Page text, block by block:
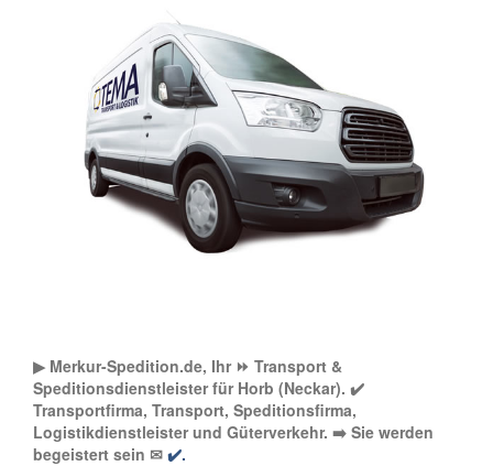
▶︎ Merkur-Spedition.de, Ihr ⏩ Transport &
Speditionsdienstleister für Horb (Neckar). ✔️
Transportfirma, Transport, Speditionsfirma,
Logistikdienstleister und Güterverkehr. ➡️ Sie werden
begeistert sein ✉ ✔️.